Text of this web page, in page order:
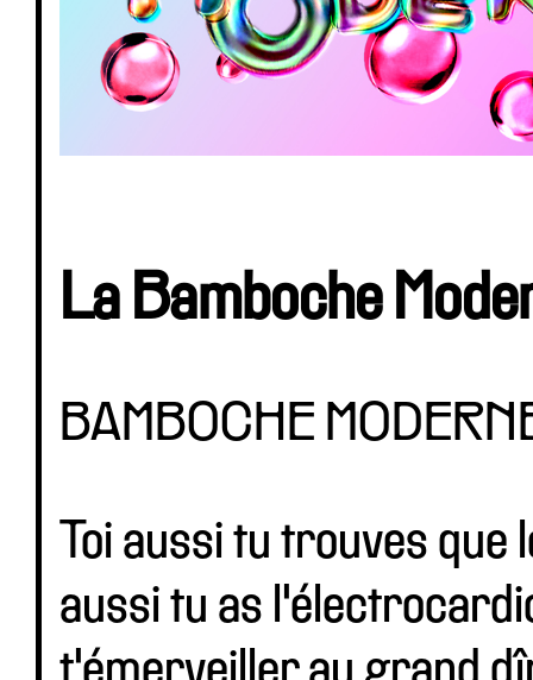
La Bamboche
BAMBOCHE
Toi aussi tu trouves
aussi tu as